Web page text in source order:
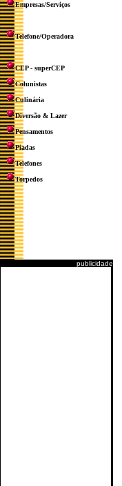
Empresas/Serviços
Telefone/Operadora
CEP - superCEP
Colunistas
Culinária
Diversão & Lazer
Pensamentos
Piadas
Telefones
Torpedos
publicidade